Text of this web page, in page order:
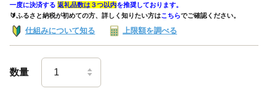
一度に決済する 返礼品数は３つ以内を推奨しております。
🔰ふるさと納税が初めての方、詳しく知りたい方はこちらでご確認ください。
仕組みについて知る 上限額を調べる
数量